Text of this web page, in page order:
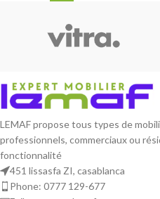
LEMAF propose tous types de
professionnels, commerciaux ou
fonctionnalité
451 lissasfa ZI, casablanca
Phone: 0777 129-677